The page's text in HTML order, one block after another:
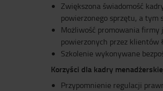
Zwiększona świadomość
powierzonego sprzętu, a tym
Możliwość promowania firmy
powierzonych przez klientów
Szkolenie wykonywane
Korzyści dla kadry
Przypomnienie regulacji